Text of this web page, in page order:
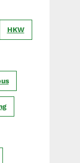
HKW